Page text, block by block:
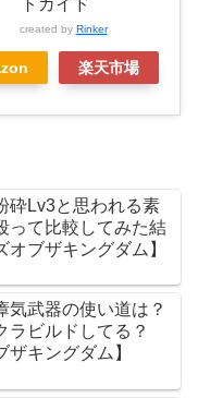
トガイド
created by Rinker
楽天市場
砕Lv3と思われる素
って比較してみた結
オブザキングダム】
気武器の使い道は？
ラビルドしてる？
ザキングダム】